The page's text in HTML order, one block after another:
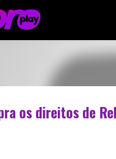
os direitos de